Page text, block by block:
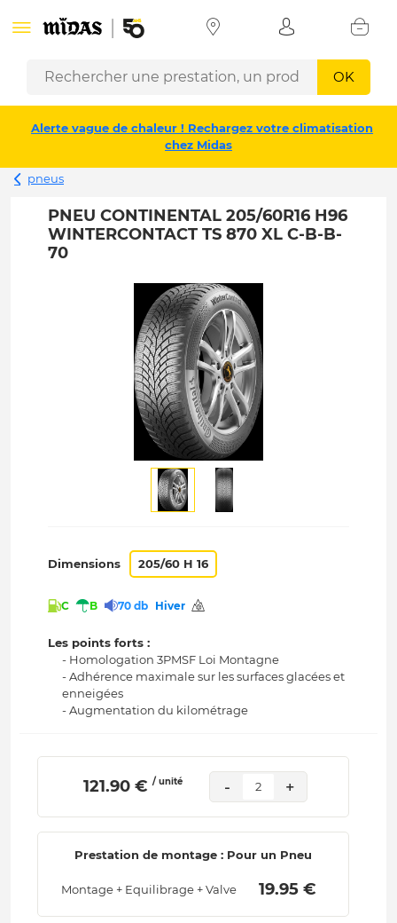
OK
Alerte vague de chaleur ! Rechargez votre climatisation
chez Midas
pneus
PNEU CONTINENTAL 205/60R16 H96
WINTERCONTACT TS 870 XL C-B-B-
70
Dimensions 205/60 H 16
C B 70 db Hiver
Les points forts :
- Homologation 3PMSF Loi Montagne
- Adhérence maximale sur les surfaces glacées et
enneigées
- Augmentation du kilométrage
121.90 € / unité - 2 +
Prestation de montage : Pour un Pneu
Montage + Equilibrage + Valve 19.95 €